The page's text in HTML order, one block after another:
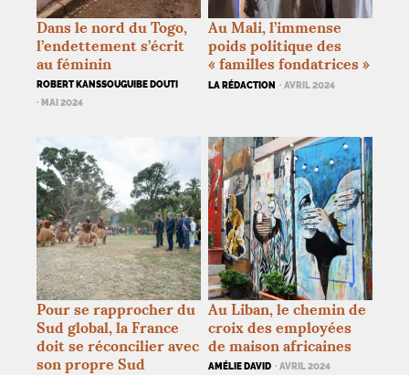
Dans le nord du Togo,
l’endettement s’écrit
au féminin
ROBERT KANSSOUGUIBE DOUTI
· MAI 2024
Au Mali, l’immense
poids politique des
« familles fondatrices »
LA RÉDACTION · AVRIL 2024
Pour se rapprocher du
Sud global, la France
doit se réconcilier avec
son propre Sud
Au Liban, le chemin de
croix des employées
de maison africaines
AMÉLIE DAVID · AVRIL 2024